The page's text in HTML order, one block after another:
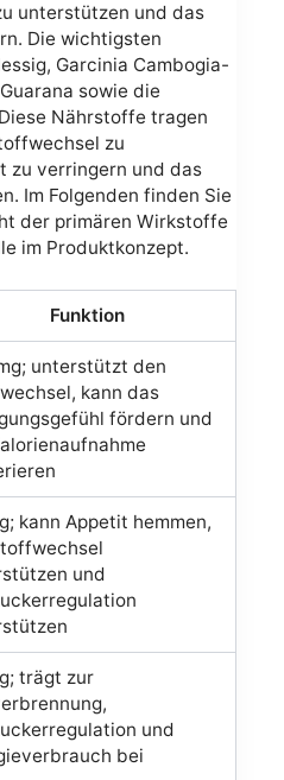
unterstützen und das
Die wichtigsten
Garcinia Cambogia-
sowie die
Nährstoffe tragen
zu
zu verringern und das
Im Folgenden finden Sie
der primären Wirkstoffe
im Produktkonzept.
Funktion
unterstützt den
kann das
fördern und
kann Appetit hemmen,
und
trägt zur
und
bei